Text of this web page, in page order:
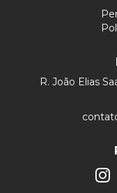
R. João Elias